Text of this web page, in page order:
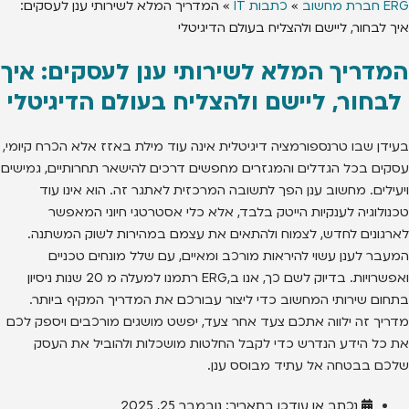
ERG חברת מחשוב » כתבות IT » המדריך המלא לשירותי ענן לעסקים:
איך לבחור, ליישם ולהצליח בעולם הדיגיטלי
המדריך המלא לשירותי ענן לעסקים: איך
לבחור, ליישם ולהצליח בעולם הדיגיטלי
בעידן שבו טרנספורמציה דיגיטלית אינה עוד מילת באזז אלא הכרח קיומי,
עסקים בכל הגדלים והמגזרים מחפשים דרכים להישאר תחרותיים, גמישים
ויעילים. מחשוב ענן הפך לתשובה המרכזית לאתגר זה. הוא אינו עוד
טכנולוגיה לענקיות הייטק בלבד, אלא כלי אסטרטגי חיוני המאפשר
לארגונים לחדש, לצמוח ולהתאים את עצמם במהירות לשוק המשתנה.
המעבר לענן עשוי להיראות מורכב ומאיים, עם שלל מונחים טכניים
ואפשרויות. בדיוק לשם כך, אנו ב,ERG רתמנו למעלה מ 20 שנות ניסיון
בתחום שירותי המחשוב כדי ליצור עבורכם את המדריך המקיף ביותר.
מדריך זה ילווה אתכם צעד אחר צעד, יפשט מושגים מורכבים ויספק לכם
את כל הידע הנדרש כדי לקבל החלטות מושכלות ולהוביל את העסק
שלכם בבטחה אל עתיד מבוסס ענן.